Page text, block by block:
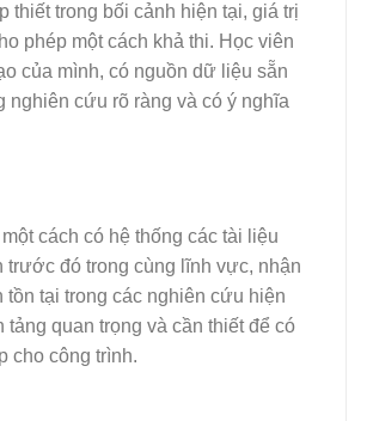
thiết trong bối cảnh hiện tại, giá trị
phép một cách khả thi. Học viên
của mình, có nguồn dữ liệu sẵn
cứu rõ ràng và có ý nghĩa
cách có hệ thống các tài liệu
đó trong cùng lĩnh vực, nhận
tại trong các nghiên cứu hiện
quan trọng và cần thiết để có
cho công trình.